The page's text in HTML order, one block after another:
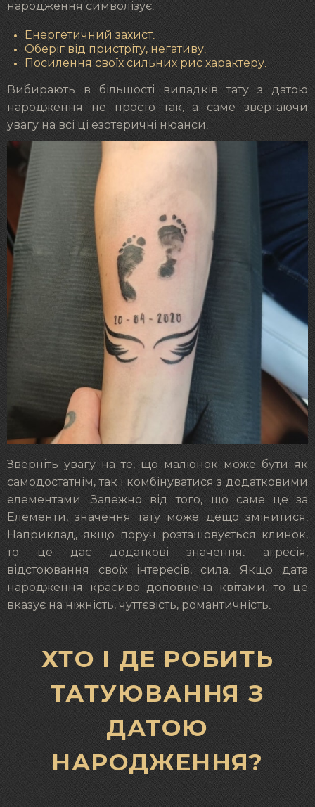
народження символізує:
Енергетичний захист.
Оберіг від пристріту, негативу.
Посилення своїх сильних рис характеру.
Вибирають в більшості випадків тату з датою
народження не просто так, а саме звертаючи
увагу на всі ці езотеричні нюанси.
Зверніть увагу на те, що малюнок може бути як
самодостатнім, так і комбінуватися з додатковими
елементами. Залежно від того, що саме це за
Елементи, значення тату може дещо змінитися.
Наприклад, якщо поруч розташовується клинок,
то це дає додаткові значення: агресія,
відстоювання своїх інтересів, сила. Якщо дата
народження красиво доповнена квітами, то це
вказує на ніжність, чуттєвість, романтичність.
ХТО І ДЕ РОБИТЬ
ТАТУЮВАННЯ З
ДАТОЮ
НАРОДЖЕННЯ?